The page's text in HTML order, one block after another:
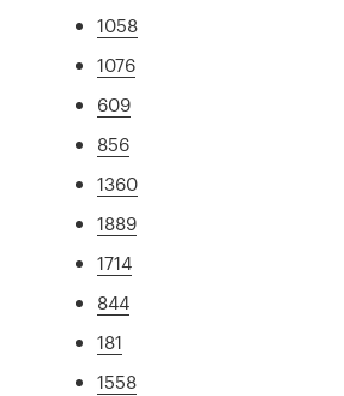
1058
1076
609
856
1360
1889
1714
844
181
1558